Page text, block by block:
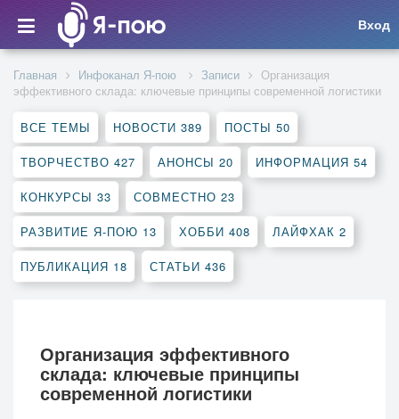
Вход
Главная Инфоканал Я-пою Записи
Организация
эффективного склада: ключевые принципы современной логистики
ВСЕ ТЕМЫ НОВОСТИ 389 ПОСТЫ 50
ТВОРЧЕСТВО 427 АНОНСЫ 20 ИНФОРМАЦИЯ 54
КОНКУРСЫ 33 СОВМЕСТНО 23
РАЗВИТИЕ Я-ПОЮ 13 ХОББИ 408 ЛАЙФХАК 2
ПУБЛИКАЦИЯ 18 СТАТЬИ 436
Организация эффективного
склада: ключевые принципы
современной логистики